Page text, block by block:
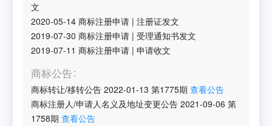
文
2020-05-14 商标注册申请 |注册证发文
2019-07-30 商标注册申请 |受理通知书发文
2019-07-11 商标注册申请 |申请收文
商标公告
商标转让/移转公告 2022-01-13 第1775期 查看公告
商标注册人/申请人名义及地址变更公告 2021-09-06 第
1758期 查看公告